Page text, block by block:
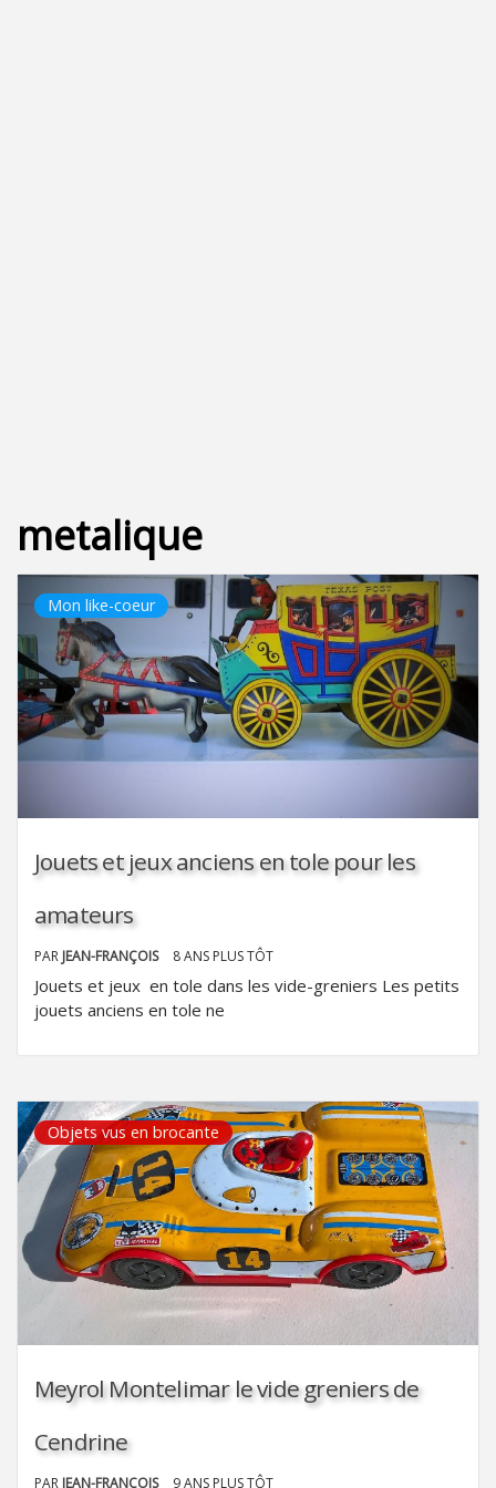
metalique
Mon like-coeur
Jouets et jeux anciens en tole pour les
amateurs
PAR JEAN-FRANÇOIS 8 ANS PLUS TÔT
Jouets et jeux en tole dans les vide-greniers Les petits
jouets anciens en tole ne
Objets vus en brocante
Meyrol Montelimar le vide greniers de
Cendrine
PAR JEAN-FRANÇOIS 9 ANS PLUS TÔT